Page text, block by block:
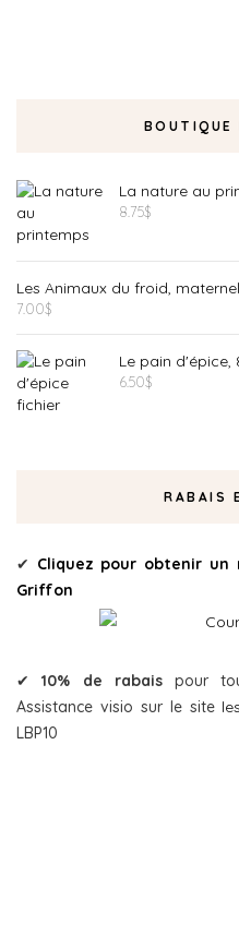
BOUTIQUE
La nature au
8.75$
Les Animaux du froid,
7.00$
Le pain d'épice,
6.50$
RABAIS
✔ Cliquez pour obtenir un
Griffon
✔10% de rabaispour
Assistance visio sur le site
LBP10